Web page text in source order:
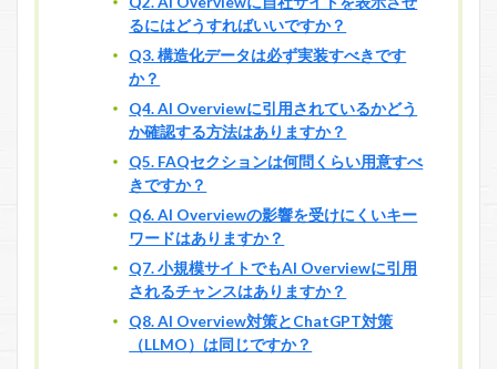
るにはどうすればいいですか？
Q3. 構造化データは必ず実装すべきです
か？
Q4. AI Overviewに引用されているかどう
か確認する方法はありますか？
Q5. FAQセクションは何問くらい用意すべ
きですか？
Q6. AI Overviewの影響を受けにくいキー
ワードはありますか？
Q7. 小規模サイトでもAI Overviewに引用
されるチャンスはありますか？
Q8. AI Overview対策とChatGPT対策
（LLMO）は同じですか？